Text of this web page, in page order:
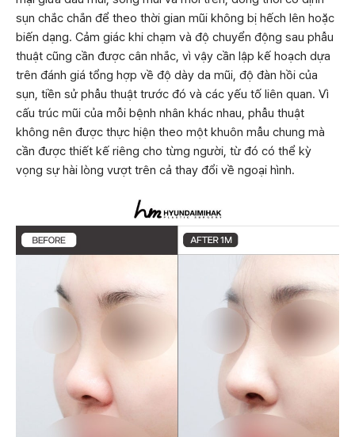
sụn chắc chắn để theo thời gian mũi không bị hếch lên hoặc
biến dạng. Cảm giác khi chạm và độ chuyển động sau phẫu
thuật cũng cần được cân nhắc, vì vậy cần lập kế hoạch dựa
trên đánh giá tổng hợp về độ dày da mũi, độ đàn hồi của
sụn, tiền sử phẫu thuật trước đó và các yếu tố liên quan. Vì
cấu trúc mũi của mỗi bệnh nhân khác nhau, phẫu thuật
không nên được thực hiện theo một khuôn mẫu chung mà
cần được thiết kế riêng cho từng người, từ đó có thể kỳ
vọng sự hài lòng vượt trên cả thay đổi về ngoại hình.